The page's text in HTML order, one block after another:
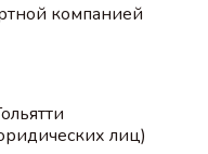
компанией
лиц)